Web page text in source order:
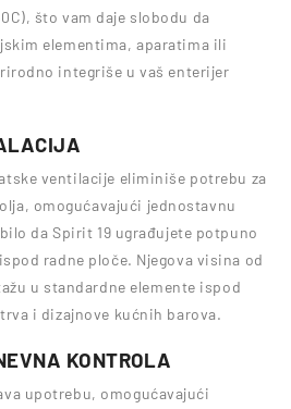
što vam daje slobodu da
elementima, aparatima ili
integriše u vaš enterijer
ventilacije eliminiše potrebu za
omogućavajući jednostavnu
da Spirit 19 ugrađujete potpuno
radne ploče. Njegova visina od
u standardne elemente ispod
i dizajnove kućnih barova.
KONTROLA
upotrebu, omogućavajući